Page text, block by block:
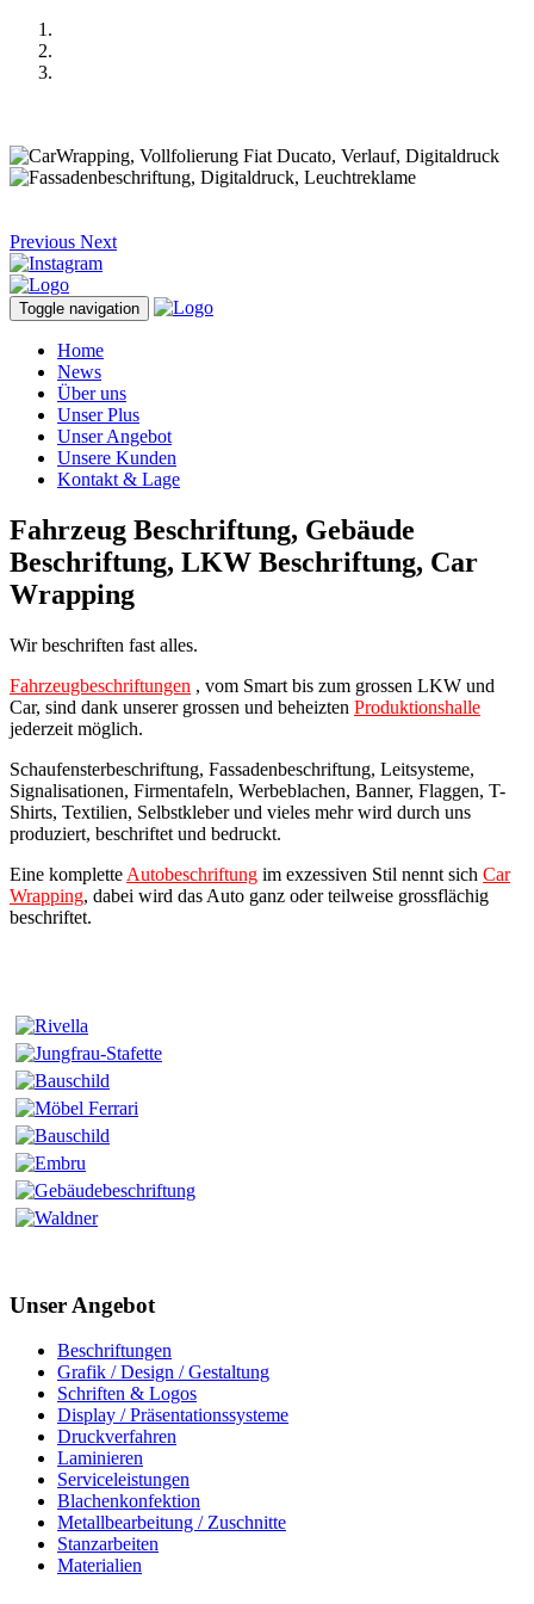
Previous Next
Toggle navigation
Home
News
Über uns
Unser Plus
Unser Angebot
Unsere Kunden
Kontakt & Lage
Fahrzeug Beschriftung, Gebäude
Beschriftung, LKW Beschriftung, Car
Wrapping
Wir beschriften fast alles.
Fahrzeugbeschriftungen , vom Smart bis zum grossen LKW und
Car, sind dank unserer grossen und beheizten Produktionshalle
jederzeit möglich.
Schaufensterbeschriftung, Fassadenbeschriftung, Leitsysteme,
Signalisationen, Firmentafeln, Werbeblachen, Banner, Flaggen, T-
Shirts, Textilien, Selbstkleber und vieles mehr wird durch uns
produziert, beschriftet und bedruckt.
Eine komplette Autobeschriftung im exzessiven Stil nennt sich Car
Wrapping, dabei wird das Auto ganz oder teilweise grossflächig
beschriftet.
Unser Angebot
Beschriftungen
Grafik / Design / Gestaltung
Schriften & Logos
Display / Präsentationssysteme
Druckverfahren
Laminieren
Serviceleistungen
Blachenkonfektion
Metallbearbeitung / Zuschnitte
Stanzarbeiten
Materialien